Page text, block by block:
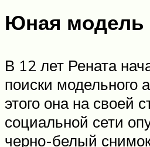
Юная модель
В 12 лет Рената
поиски модельного
этого она на своей
социальной сети
черно-белый